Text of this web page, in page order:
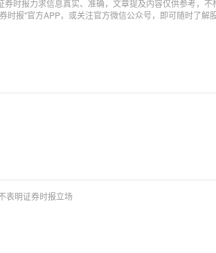
券时报力求信息真实、准确，文章提及内容仅供参考，
时报"官方APP，或关注官方微信公众号，即可随时了解
表明证券时报立场